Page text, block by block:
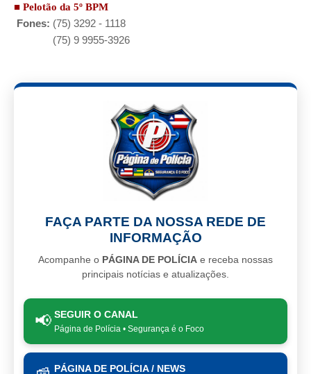
■ Pelotão da 5º BPM
Fones: (75) 3292 - 1118
(75) 9 9955-3926
FAÇA PARTE DA NOSSA REDE DE
INFORMAÇÃO
Acompanhe o PÁGINA DE POLÍCIA e receba nossas
principais notícias e atualizações.
📢 SEGUIR O CANAL
Página de Polícia • Segurança é o Foco
PÁGINA DE POLÍCIA / NEWS